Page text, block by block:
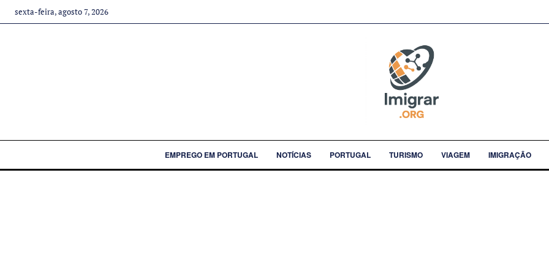
sexta-feira, agosto 7, 2026
EMPREGO EM PORTUGAL NOTÍCIAS PORTUGAL TURISMO VIAGEM IMIGRAÇÃO